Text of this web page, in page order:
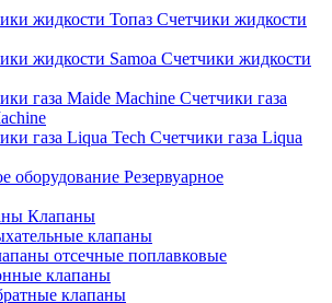
Счетчики жидкости
Счетчики жидкости
Счетчики газа
Счетчики газа Liqua
Резервуарное
Клапаны
клапаны
отсечные поплавковые
клапаны
клапаны